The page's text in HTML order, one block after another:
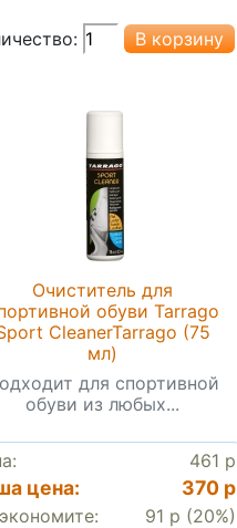
Очиститель для
обуви Tarrago
CleanerTarrago (75
мл)
для спортивной
обуви из любых...
461 р
цена: 370 р
91 р (20%)